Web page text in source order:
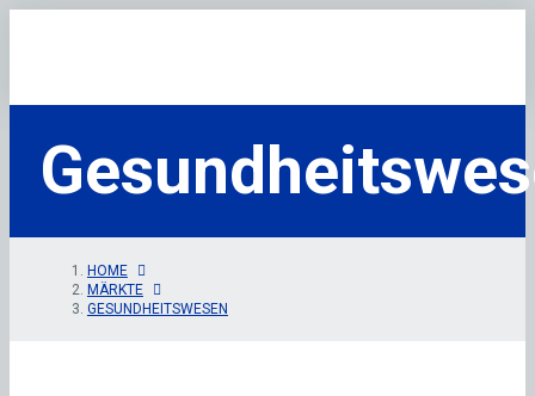
HOME
MÄRKTE
GESUNDHEITSWESEN